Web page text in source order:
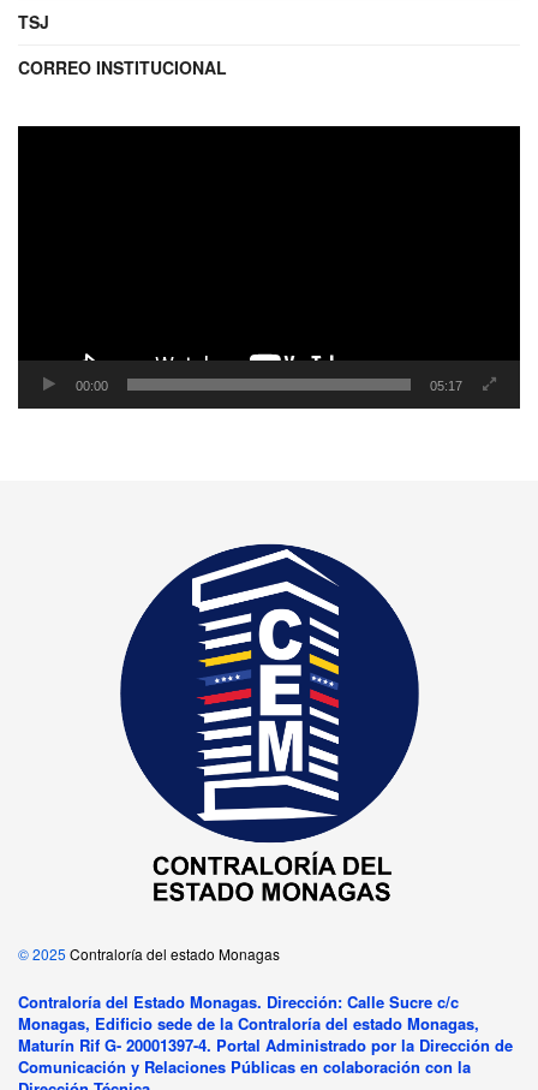
TSJ
CORREO INSTITUCIONAL
00:00 05:17
© 2025 Contraloría del estado Monagas
Contraloría del Estado Monagas. Dirección: Calle Sucre c/c
Monagas, Edificio sede de la Contraloría del estado Monagas,
Maturín Rif G- 20001397-4. Portal Administrado por la Dirección de
Comunicación y Relaciones Públicas en colaboración con la